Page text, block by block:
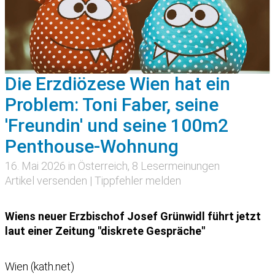
Die Erzdiözese Wien hat ein
Problem: Toni Faber, seine
'Freundin' und seine 100m2
Penthouse-Wohnung
16. Mai 2026 in Österreich, 8 Lesermeinungen
Artikel versenden | Tippfehler melden
Wiens neuer Erzbischof Josef Grünwidl führt jetzt
laut einer Zeitung "diskrete Gespräche"
Wien (kath.net)